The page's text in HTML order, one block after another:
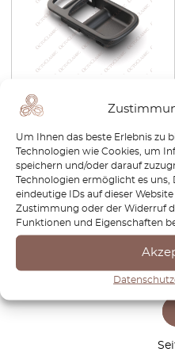
Um Ihnen das beste Erlebnis zu
Technologien wie Cookies, um
speichern und/oder darauf
Technologien ermöglicht es
eindeutige IDs auf dieser
Zustimmung oder der Widerruf
Funktionen und Eigenschaften
NISSAN 300ZX Z32
Vordertür-Innengriffblende-
30P00
37,20 26,04
Produkt anzeigen